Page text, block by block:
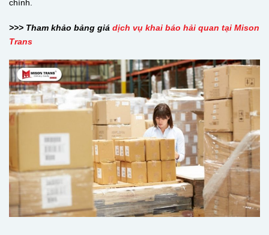
chính.
>>> Tham khảo bảng giá dịch vụ khai báo hải quan tại Mison
Trans